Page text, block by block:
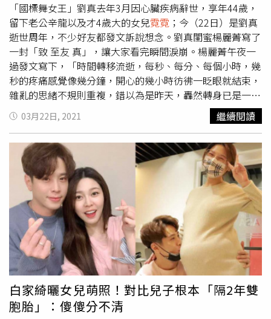
「國標舞女王」劉真去年3月因心臟疾病辭世，享年44歲，
留下老公辛龍以及才4歲大的女兒霓霓 ；今（22日）是劉真
逝世周年，不少好友都發文訴說想念。劉真閨蜜楊麗菁寫了
一封「致 至友 真」，讓大家看完瞬間淚崩。楊麗菁午夜一
過發文寫下，「時間轉移流逝，每秒、每分、每個小時，幾
秒的疼痛感覺像幾分鐘，開心的幾小時彷彿一眨眼就結束，
雜亂的思緒不規則重複，錯以為是昨天，轟然轉身已是一
年……悲傷的過去、無法接受的事實，經歷時間的洗禮，天
真的自以為現在應該擁有理想中美好的一切，卻如夢似幻如
泡影的消逝已不在。」楊麗菁有感而發，熙熙攘攘的生命中
緣起緣滅，體會了不等於解脫，看的破卻忍不過，忍的過卻
又放不下，但凡是能叫人真正自在的東西，總是發於內心
的，不必放心、不必遺忘、不用思念，「因為我知道不論何
時你總是在我心中、在我身後、在我沒有察覺的地方。」楊
麗菁說，「過去、現在、未來，妳的臉上永遠充滿溫暖甜甜
的笑容，鼓勵著我往前，感謝有妳讓我不再迷惘，今後踏出
的每一步都有妳的身影在。」最後楊麗菁附上與劉真對著鏡
頭微笑的照片。貼文一出，粉絲紛紛留言「劉真倩影，永遠
留在我心中」、「妳一定要加油，幫她顧好父母，女兒」。
03月22日, 2021 繼續閱讀
白家綺曬女兒萌照！對比兒子根本「隔2年雙
胞胎」：傻傻分不清